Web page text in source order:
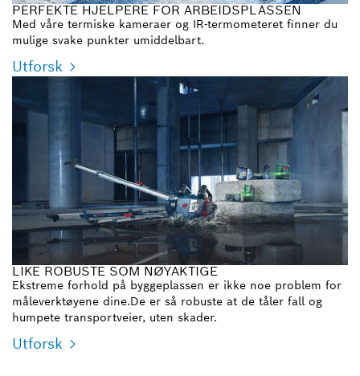
PERFEKTE HJELPERE FOR ARBEIDSPLASSEN
Med våre termiske kameraer og IR-termometeret finner du
mulige svake punkter umiddelbart.
Utforsk
LIKE ROBUSTE SOM NØYAKTIGE
Ekstreme forhold på byggeplassen er ikke noe problem for
måleverktøyene dine.De er så robuste at de tåler fall og
humpete transportveier, uten skader.
Utforsk